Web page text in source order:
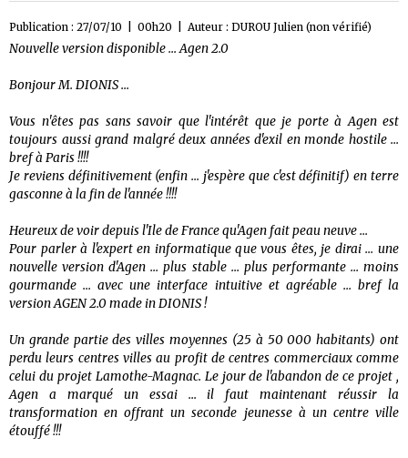
Publication : 27/07/10 | 00h20 | Auteur : DUROU Julien (non vérifié)
Nouvelle version disponible ... Agen 2.0
Bonjour M. DIONIS ...
Vous n'êtes pas sans savoir que l'intérêt que je porte à Agen est
toujours aussi grand malgré deux années d'exil en monde hostile ...
bref à Paris !!!!
Je reviens définitivement (enfin ... j'espère que c'est définitif) en terre
gasconne à la fin de l'année !!!!
Heureux de voir depuis l'Ile de France qu'Agen fait peau neuve ...
Pour parler à l'expert en informatique que vous êtes, je dirai ... une
nouvelle version d'Agen ... plus stable ... plus performante ... moins
gourmande ... avec une interface intuitive et agréable ... bref la
version AGEN 2.0 made in DIONIS !
Un grande partie des villes moyennes (25 à 50 000 habitants) ont
perdu leurs centres villes au profit de centres commerciaux comme
celui du projet Lamothe-Magnac. Le jour de l'abandon de ce projet ,
Agen a marqué un essai ... il faut maintenant réussir la
transformation en offrant un seconde jeunesse à un centre ville
étouffé !!!